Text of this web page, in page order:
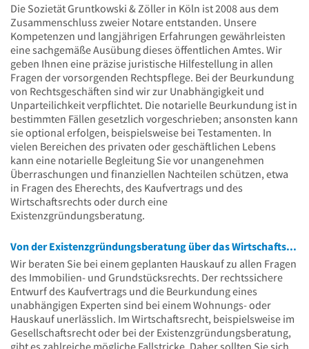
Die Sozietät Gruntkowski & Zöller in Köln ist 2008 aus dem
Zusammenschluss zweier Notare entstanden. Unsere
Kompetenzen und langjährigen Erfahrungen gewährleisten
eine sachgemäße Ausübung dieses öffentlichen Amtes. Wir
geben Ihnen eine präzise juristische Hilfestellung in allen
Fragen der vorsorgenden Rechtspflege. Bei der Beurkundung
von Rechtsgeschäften sind wir zur Unabhängigkeit und
Unparteilichkeit verpflichtet. Die notarielle Beurkundung ist in
bestimmten Fällen gesetzlich vorgeschrieben; ansonsten kann
sie optional erfolgen, beispielsweise bei Testamenten. In
vielen Bereichen des privaten oder geschäftlichen Lebens
kann eine notarielle Begleitung Sie vor unangenehmen
Überraschungen und finanziellen Nachteilen schützen, etwa
in Fragen des Eherechts, des Kaufvertrags und des
Wirtschaftsrechts oder durch eine
Existenzgründungsberatung.
Von der Existenzgründungsberatung über das Wirtschaftsrecht bis zum Eherecht: kompetente und unabhängige Beratung
Wir beraten Sie bei einem geplanten Hauskauf zu allen Fragen
des Immobilien- und Grundstücksrechts. Der rechtssichere
Entwurf des Kaufvertrags und die Beurkundung eines
unabhängigen Experten sind bei einem Wohnungs- oder
Hauskauf unerlässlich. Im Wirtschaftsrecht, beispielsweise im
Gesellschaftsrecht oder bei der Existenzgründungsberatung,
gibt es zahlreiche mögliche Fallstricke. Daher sollten Sie sich